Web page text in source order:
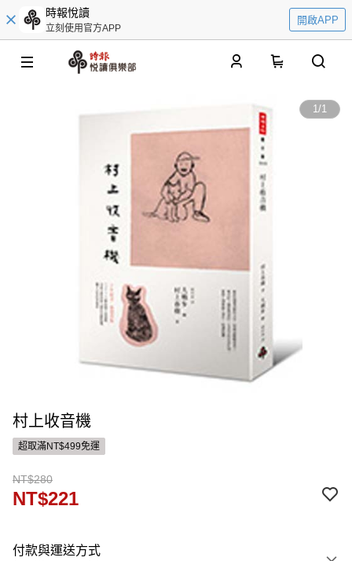
時報悅讀
立刻使用官方APP
開啟APP
1/1
村上收音機
超取滿NT$499免運
NT$280
NT$221
付款與運送方式